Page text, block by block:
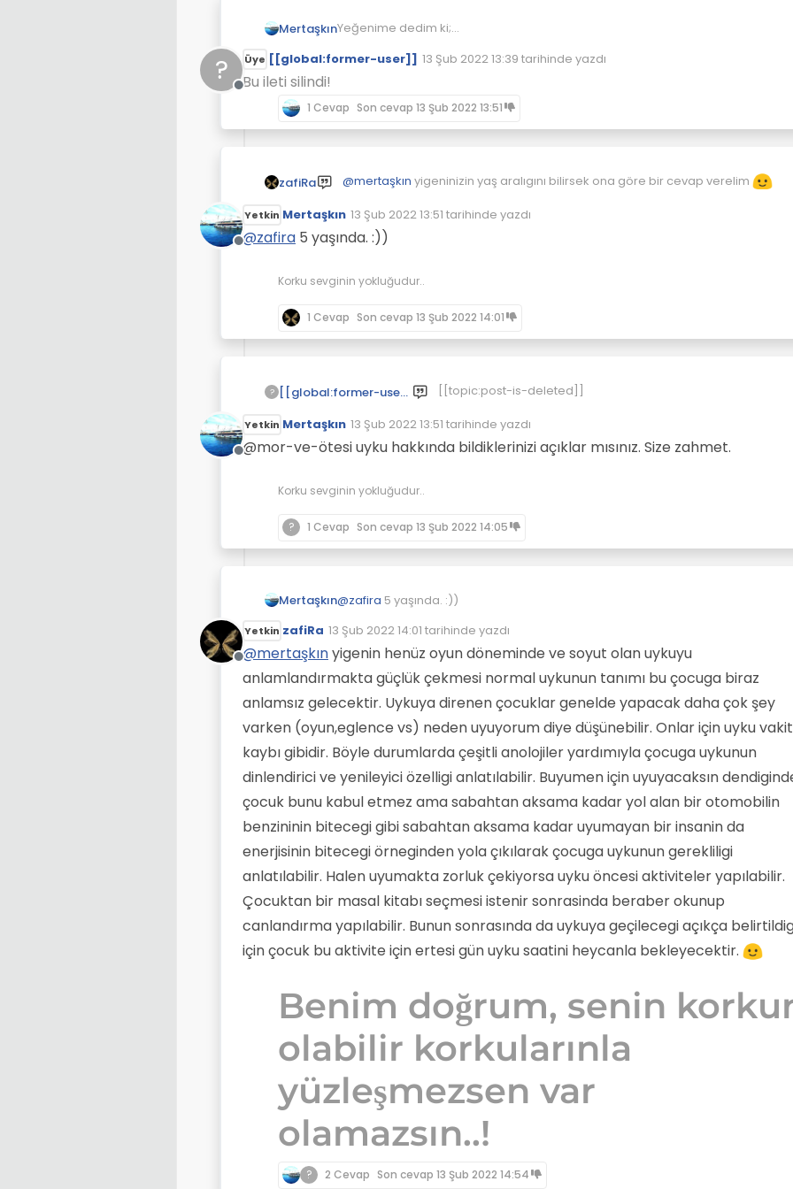
MertaşkınYeğenime dedim ki;
O da, ben uyumayı bilmiyorum ki nasıl uyunur? Dedi.
Uyku nedir? Nasıl uyunur?
?
Çevrimdışı
Üye [[global:former-user]] 13 Şub 2022 13:39 tarihinde yazdı
Son düzenleyen:
Bu ileti silindi!
1 Cevap Son cevap 13 Şub 2022 13:51
zafiRa @mertaşkın yigeninizin yaş aralıgını bilirsek ona göre bir cevap verelim
Çevrimdışı
Yetkin Mertaşkın 13 Şub 2022 13:51 tarihinde yazdı
Son düzenleyen:
@zafira 5 yaşında. :))
Korku sevginin yokluğudur..
1 Cevap Son cevap 13 Şub 2022 14:01
? [[global:former-user]] [[topic:post-is-deleted]]
Çevrimdışı
Yetkin Mertaşkın 13 Şub 2022 13:51 tarihinde yazdı
Son düzenleyen:
@mor-ve-ötesi uyku hakkında bildiklerinizi açıklar mısınız. Size zahmet.
Korku sevginin yokluğudur..
? 1 Cevap Son cevap 13 Şub 2022 14:05
Mertaşkın@zafira 5 yaşında. :))
Çevrimdışı
Yetkin zafiRa 13 Şub 2022 14:01 tarihinde yazdı
Son düzenleyen:
@mertaşkınyigenin henüz oyun döneminde ve soyut olan uykuyu
anlamlandırmakta güçlük çekmesi normal uykunun tanımı bu çocuga biraz
anlamsız gelecektir. Uykuya direnen çocuklar genelde yapacak daha çok şey
varken (oyun,eglence vs) neden uyuyorum diye düşünebilir. Onlar için uyku vakit
kaybı gibidir. Böyle durumlarda çeşitli anolojiler yardımıyla çocuga uykunun
dinlendirici ve yenileyici özelligi anlatılabilir. Buyumen için uyuyacaksın
çocuk bunu kabul etmez ama sabahtan aksama kadar yol alan bir otomobilin
benzininin bitecegi gibi sabahtan aksama kadar uyumayan bir insanin da
enerjisinin bitecegi örneginden yola çıkılarak çocuga uykunun gerekliligi
anlatılabilir. Halen uyumakta zorluk çekiyorsa uyku öncesi aktiviteler yapılabilir.
Çocuktan bir masal kitabı seçmesi istenir sonrasinda beraber okunup
canlandırma yapılabilir. Bunun sonrasında da uykuya geçilecegi açıkça
için çocuk bu aktivite için ertesi gün uyku saatini heycanla bekleyecektir.
Benim doğrum, senin
olabilir korkularınla
yüzleşmezsen var
olamazsın..!
? 2 Cevap Son cevap 13 Şub 2022 14:54